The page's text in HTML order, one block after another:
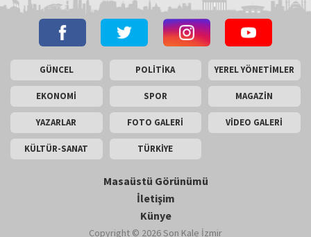
GÜNCEL POLİTİKA YEREL YÖNETİMLER
EKONOMİ SPOR MAGAZİN
YAZARLAR FOTO GALERİ VİDEO GALERİ
KÜLTÜR-SANAT TÜRKİYE
Masaüstü Görünümü
İletişim
Künye
Copyright © 2026 Son Kale İzmir